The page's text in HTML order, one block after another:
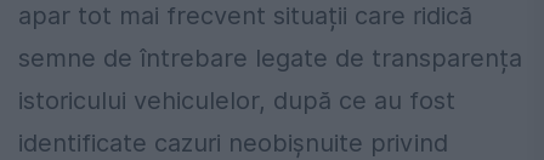
apar tot mai frecvent situații care ridică
semne de întrebare legate de transparența
istoricului vehiculelor, după ce au fost
identificate cazuri neobișnuite privind